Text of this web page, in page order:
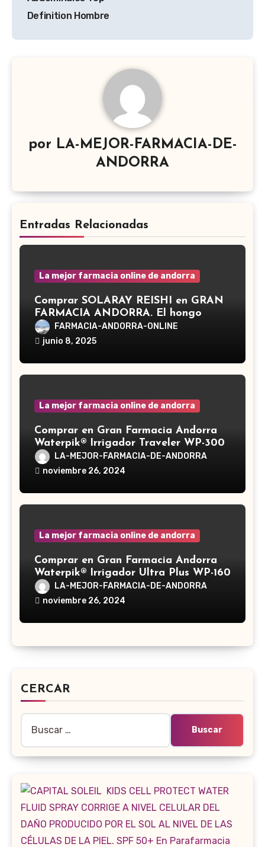
Definition Hombre
por LA-MEJOR-FARMACIA-DE-
ANDORRA
Entradas Relacionadas
La mejor farmacia online de andorra
Comprar SOLARAY REISHI en GRAN
FARMACIA ANDORRA. El hongo
Reishi, cuyo nombre científico es
Ganoderma lucidum, es un hongo
en la medicina tradicional asiática
FARMACIA-ANDORRA-ONLINE
junio 8, 2025
La mejor farmacia online de andorra
Comprar en Gran Farmacia Andorra
Waterpik® Irrigador Traveler WP-300
LA-MEJOR-FARMACIA-DE-ANDORRA
noviembre 26, 2024
La mejor farmacia online de andorra
Comprar en Gran Farmacia Andorra
Waterpik® Irrigador Ultra Plus WP-160
LA-MEJOR-FARMACIA-DE-ANDORRA
noviembre 26, 2024
CERCAR